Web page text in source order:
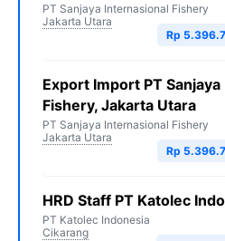
PT Sanjaya Internasional Fishery
Jakarta Utara
Rp
Export Import PT
Fishery, Jakarta Utara
PT Sanjaya Internasional Fishery
Jakarta Utara
Rp
HRD Staff PT Katolec
PT Katolec Indonesia
Cikarang